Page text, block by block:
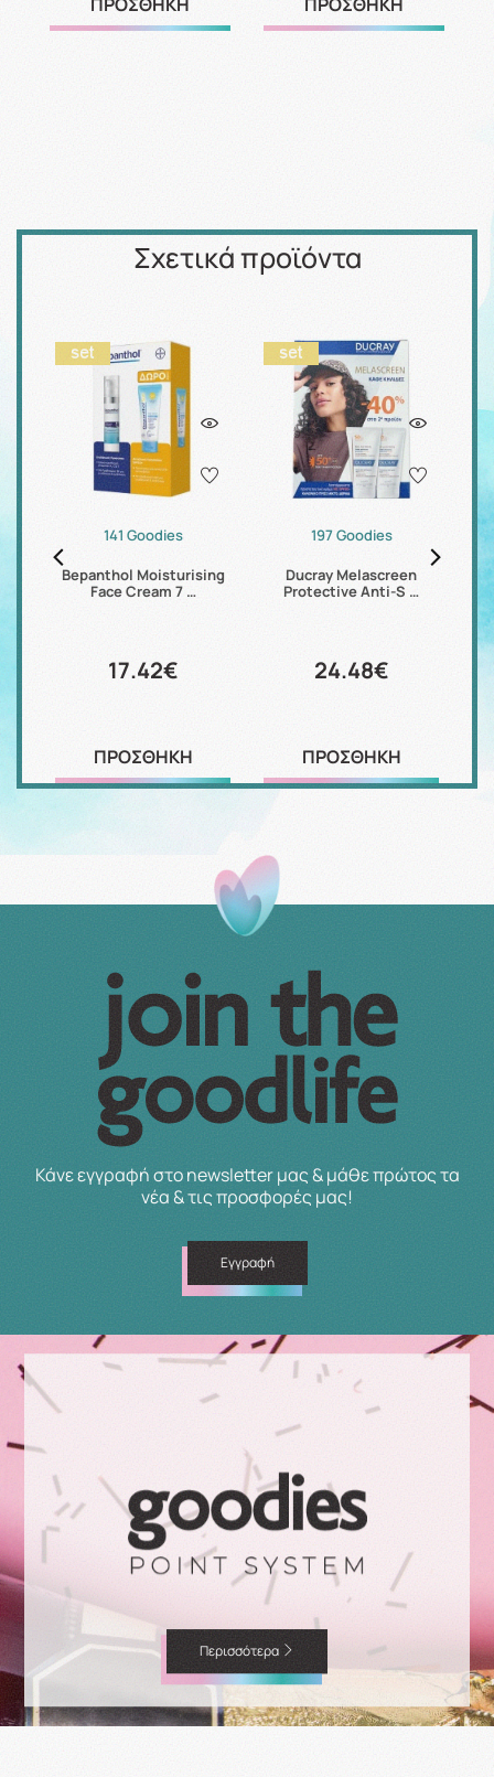
Σχετικά προϊόντα
141 Goodies
Bepanthol Moisturising
Face Cream 7 …
17.42€
ΠΡΟΣΘΗΚΗ
197 Goodies
Ducray Melascreen
Protective Anti-S …
24.48€
ΠΡΟΣΘΗΚΗ
Κάνε εγγραφή στο newsletter μας & μάθε πρώτος τα
νέα & τις προσφορές μας!
Εγγραφή
Περισσότερα